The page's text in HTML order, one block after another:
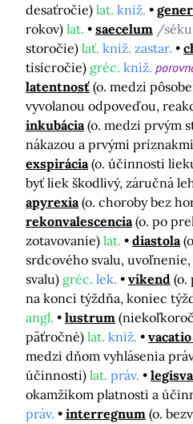
desaťročie) lat. kniž.
rokov) lat. saecelum /
storočie) lať. kniž. zastar.
tisícročie) gréc. kniž.
latentnosť (o. medzi
vyvolanou odpoveďou,
inkubácia (o. medzi prvým
nákazou a prvými
exspirácia (o. účinnosti
byť liek škodlivý, záručná
apyrexia (o. choroby bez
rekonvalescencia (o. po
zotavovanie) lat. diastola
srdcového svalu,
svalu) gréc. lek. víkend (o.
na konci týždňa, koniec
angl.
lustrum
päťročné) lat. kniž.
medzi dňom vyhlásenia
účinnosti) lat. práv.
okamžikom platnosti a
práv.
interregnum (o.